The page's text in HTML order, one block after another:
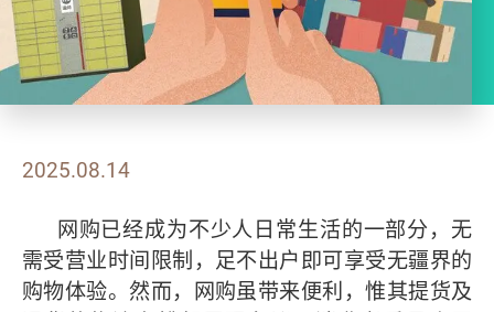
2025.08.14
网购已经成为不少人日常生活的一部分，无
需受营业时间限制，足不出户即可享受无疆界的
购物体验。然而，网购虽带来便利，惟其提货及